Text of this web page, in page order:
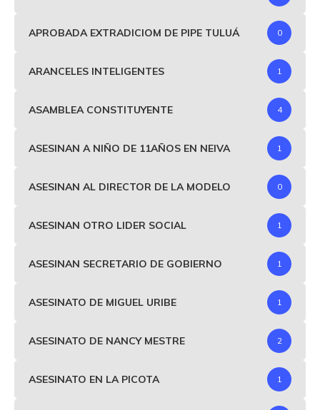
APROBADA EXTRADICIOM DE PIPE TULUÁ 0
ARANCELES INTELIGENTES 1
ASAMBLEA CONSTITUYENTE 4
ASESINAN A NIÑO DE 11AÑOS EN NEIVA 1
ASESINAN AL DIRECTOR DE LA MODELO 0
ASESINAN OTRO LIDER SOCIAL 1
ASESINAN SECRETARIO DE GOBIERNO 1
ASESINATO DE MIGUEL URIBE 1
ASESINATO DE NANCY MESTRE 2
ASESINATO EN LA PICOTA 1